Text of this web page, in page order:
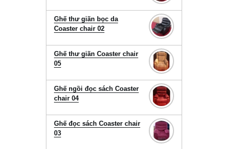
Ghế thư giãn bọc da
Coaster chair 02
Ghế thư giãn Coaster chair
05
Ghế ngồi đọc sách Coaster
chair 04
Ghế đọc sách Coaster chair
03